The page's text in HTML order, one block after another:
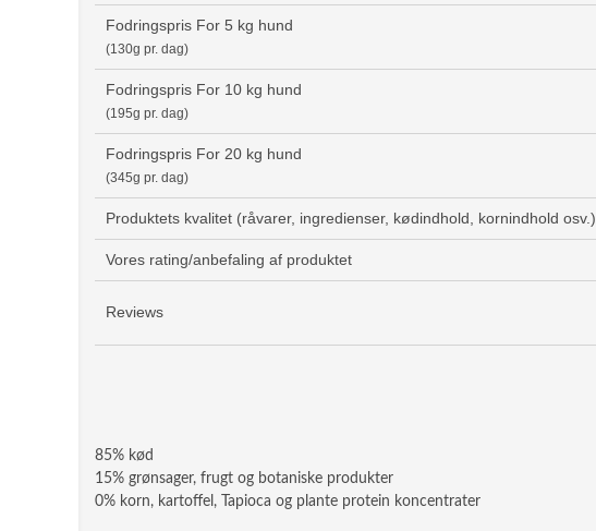
Fodringspris For 5 kg hund
(130g pr. dag)
Fodringspris For 10 kg hund
(195g pr. dag)
Fodringspris For 20 kg hund
(345g pr. dag)
Produktets kvalitet (råvarer, ingredienser, kødindhold, kornindhold osv.)
Vores rating/anbefaling af produktet
Reviews
85% kød
15% grønsager, frugt og botaniske produkter
0% korn, kartoffel, Tapioca og plante protein koncentrater